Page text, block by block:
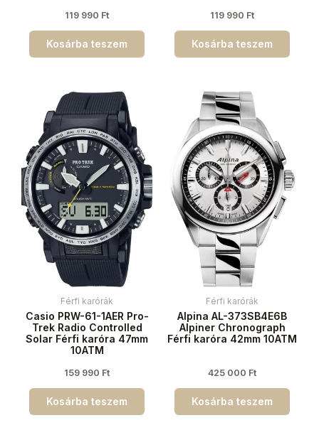
119 990 Ft
Kosárba teszem
119 990 Ft
Kosárba teszem
Férfi karórák
Casio PRW-61-1AER Pro-
Trek Radio Controlled
Solar Férfi karóra 47mm
10ATM
159 990 Ft
Kosárba teszem
Férfi karórák
Alpina AL-373SB4E6B
Alpiner Chronograph
Férfi karóra 42mm 10ATM
425 000 Ft
Kosárba teszem